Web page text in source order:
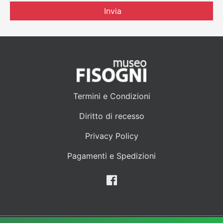
Invia
Termini e Condizioni
Diritto di recesso
Privacy Policy
Pagamenti e Spedizioni